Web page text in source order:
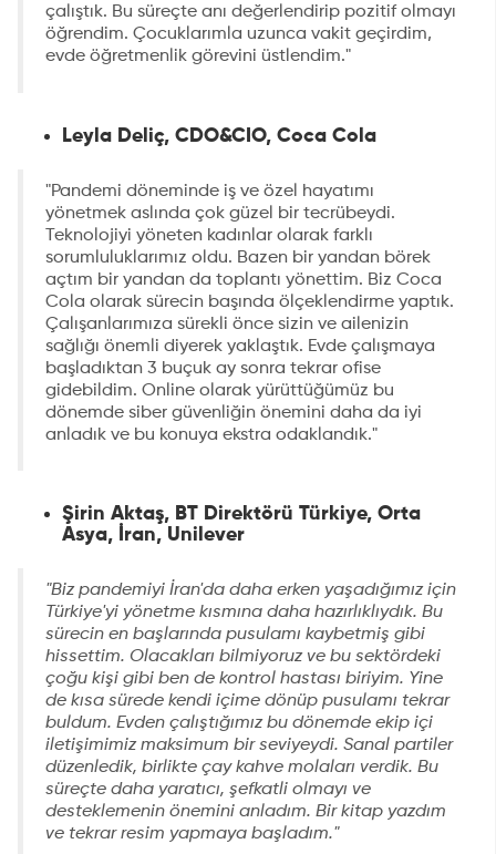
çalıştık. Bu süreçte anı değerlendirip pozitif olmayı
öğrendim. Çocuklarımla uzunca vakit geçirdim,
evde öğretmenlik görevini üstlendim."
Leyla Deliç, CDO&CIO, Coca Cola
"Pandemi döneminde iş ve özel hayatımı
yönetmek aslında çok güzel bir tecrübeydi.
Teknolojiyi yöneten kadınlar olarak farklı
sorumluluklarımız oldu. Bazen bir yandan börek
açtım bir yandan da toplantı yönettim. Biz Coca
Cola olarak sürecin başında ölçeklendirme yaptık.
Çalışanlarımıza sürekli önce sizin ve ailenizin
sağlığı önemli diyerek yaklaştık. Evde çalışmaya
başladıktan 3 buçuk ay sonra tekrar ofise
gidebildim. Online olarak yürüttüğümüz bu
dönemde siber güvenliğin önemini daha da iyi
anladık ve bu konuya ekstra odaklandık."
Şirin Aktaş, BT Direktörü Türkiye, Orta
Asya, İran, Unilever
"Biz pandemiyi İran'da daha erken yaşadığımız için
Türkiye'yi yönetme kısmına daha hazırlıklıydık. Bu
sürecin en başlarında pusulamı kaybetmiş gibi
hissettim. Olacakları bilmiyoruz ve bu sektördeki
çoğu kişi gibi ben de kontrol hastası biriyim. Yine
de kısa sürede kendi içime dönüp pusulamı tekrar
buldum. Evden çalıştığımız bu dönemde ekip içi
iletişimimiz maksimum bir seviyeydi. Sanal partiler
düzenledik, birlikte çay kahve molaları verdik. Bu
süreçte daha yaratıcı, şefkatli olmayı ve
desteklemenin önemini anladım. Bir kitap yazdım
ve tekrar resim yapmaya başladım."